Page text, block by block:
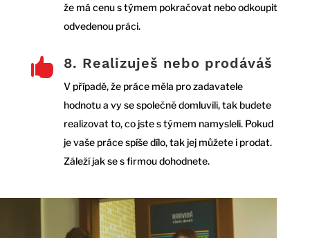
že má cenu s týmem pokračovat nebo odkoupit
odvedenou práci.
 8. Realizuješ nebo prodáváš
V případě, že práce měla pro zadavatele
hodnotu a vy se společně domluvili, tak budete
realizovat to, co jste s týmem namysleli. Pokud
je vaše práce spíše dílo, tak jej můžete i prodat.
Záleží jak se s firmou dohodnete.